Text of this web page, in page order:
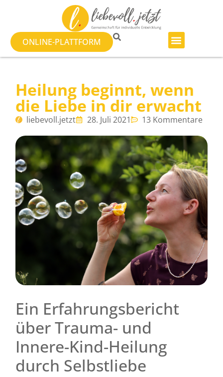
ONLINE-PLATTFORM
Heilung beginnt, wenn
die Liebe in dir erwacht
liebevoll.jetzt 28. Juli 2021 13 Kommentare
Ein Erfahrungsbericht
über Trauma- und
Innere-Kind-Heilung
durch Selbstliebe